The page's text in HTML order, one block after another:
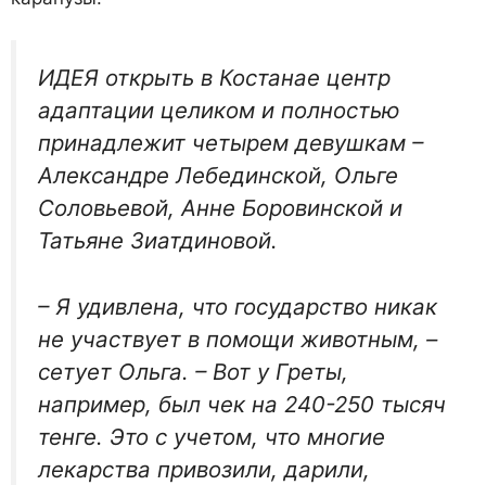
ИДЕЯ открыть в Костанае центр
адап­тации целиком и полностью
принадле­жит четырем девушкам –
Александре Лебединской, Ольге
Соловьевой, Анне Боровинской и
Татьяне Зиатдиновой.
– Я удивлена, что государство никак
не участвует в помощи животным, –
сету­ет Ольга. – Вот у Греты,
например, был чек на 240-250 тысяч
тенге. Это с уче­том, что многие
лекарства привозили, дарили,